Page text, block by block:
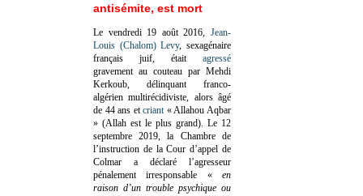
antisémite, est mort
Le vendredi 19 août 2016, Jean-
Louis (Chalom) Levy, sexagénaire
français juif, était agressé
gravement au couteau par Mehdi
Kerkoub, délinquant franco-
algérien multirécidiviste, alors âgé
de 44 ans etcriant « Allahou Aqbar
» (Allah est le plus grand). Le 12
septembre 2019, la Chambre de
l’instruction de la Cour d’appel de
Colmar a déclaré l’agresseur
pénalement irresponsable «en
raison d’un trouble psychique ou